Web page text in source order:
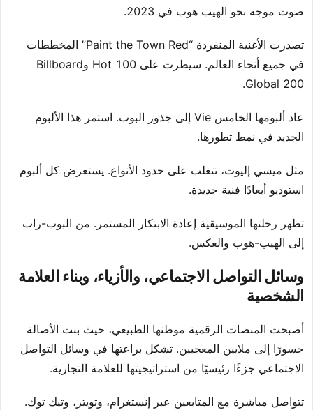
صوت موجه نحو الهيب هوب في 2023.
تصدرت الأغنية المنفردة “Paint the Town Red” المخططات
في جميع أنحاء العالم. سيطرت على Hot 100 وBillboard
Global 200.
عاد ألبومها الخامس Vie إلى جذور البوب. استمر هذا الألبوم
الجديد في نمط تطورها.
مثل ميسي إليوت، تتغلب على حدود الأنواع. يستعرض كل ألبوم
استوديو أبعادًا فنية جديدة.
تظهر رحلتها الموسيقية إعادة الابتكار المستمر. من البوب-راب
إلى الهيب-هوب والعكس.
وسائل التواصل الاجتماعي، والأزياء، وبناء العلامة
الشخصية
أصبحت المنصات الرقمية موطنها الطبيعي، حيث بنت الأصالة
جسورًا إلى ملايين المعجبين. تشكل براعتها في وسائل التواصل
الاجتماعي جزءًا رئيسيًا من استراتيجيتها للعلامة التجارية.
تتواصل مباشرة مع المتابعين عبر إنستغرام، وتويتر، وتيك توك.